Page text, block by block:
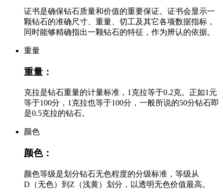
证书是确保钻石质量和价值的重要保证。证书会显示一
颗钻石的准确尺寸、重量、切工及其它各项数据指标，
同时能够精确指出一颗钻石的特征，作为辨认的依据。
重量
重量：
克拉是钻石重量的计量标准，1克拉等于0.2克。正如1元
等于100分，1克拉也等于100分，一般所说的50分钻石即
是0.5克拉的钻石。
颜色
颜色：
颜色等级是划分钻石无色程度的分级标准，等级从
D（无色）到Z（浅黄）划分，以透明无色价值最高。